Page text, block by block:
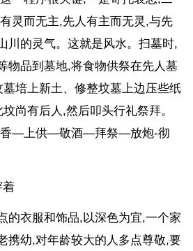
灵而无主,先人有主而无灵,与先
川的灵气。这就是风水。扫墓时,
物品到墓地,将食物供祭在先人墓
培上新土、修整坟墓上边压些纸
尚有后人,然后叩头行礼祭拜。
香—上供—敬酒—拜祭—放炮-彻
着
的衣服和饰品,以深色为宜,一个家
携幼,对年龄较大的人多点尊敬,要